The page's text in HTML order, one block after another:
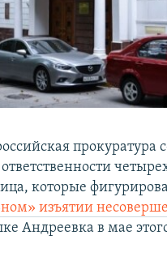
СУДЯТ?
КРЫМА
прокуратура
которые
изъятии
Андреевка в мае